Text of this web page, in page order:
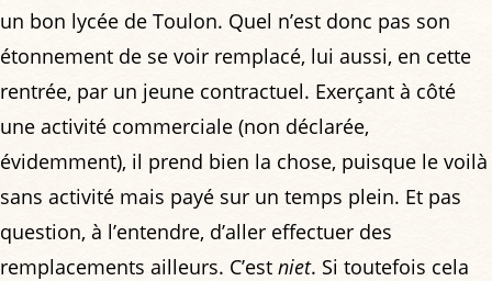
un bon lycée de Toulon. Quel n’est donc pas son
étonnement de se voir remplacé, lui aussi, en cette
rentrée, par un jeune contractuel. Exerçant à côté
une activité commerciale (non déclarée,
évidemment), il prend bien la chose, puisque le voilà
sans activité mais payé sur un temps plein. Et pas
question, à l’entendre, d’aller effectuer des
remplacements ailleurs. C’est niet. Si toutefois cela